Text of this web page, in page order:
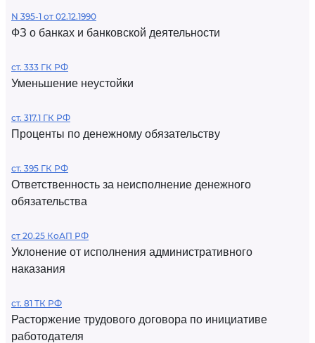
N 395-1 от 02.12.1990
ФЗ о банках и банковской деятельности
ст. 333 ГК РФ
Уменьшение неустойки
ст. 317.1 ГК РФ
Проценты по денежному обязательству
ст. 395 ГК РФ
Ответственность за неисполнение денежного
обязательства
ст 20.25 КоАП РФ
Уклонение от исполнения административного
наказания
ст. 81 ТК РФ
Расторжение трудового договора по инициативе
работодателя